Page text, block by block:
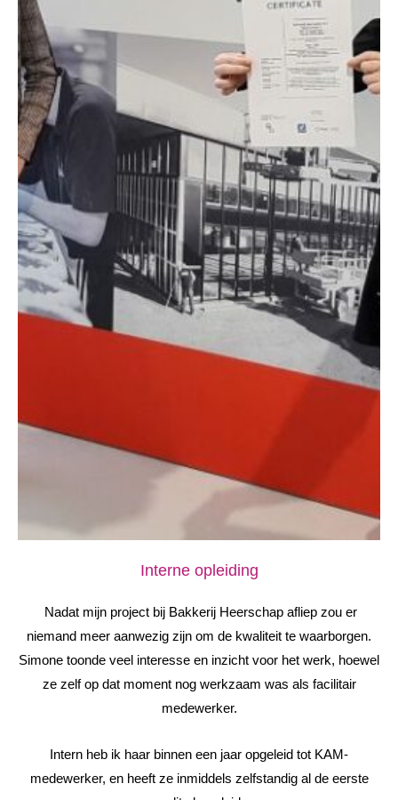
Interne opleiding
Nadat mijn project bij Bakkerij Heerschap afliep zou er
niemand meer aanwezig zijn om de kwaliteit te waarborgen.
Simone toonde veel interesse en inzicht voor het werk, hoewel
ze zelf op dat moment nog werkzaam was als facilitair
medewerker.
Intern heb ik haar binnen een jaar opgeleid tot KAM-
medewerker, en heeft ze inmiddels zelfstandig al de eerste